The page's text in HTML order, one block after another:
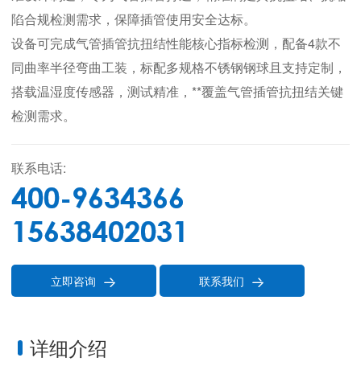
陷合规检测需求，保障插管使用安全达标。
设备可完成气管插管抗扭结性能核心指标检测，配备4款不
同曲率半径弯曲工装，标配多规格不锈钢钢球且支持定制，
搭载温湿度传感器，测试精准，**覆盖气管插管抗扭结关键
检测需求。
联系电话:
400-9634366
15638402031
立即咨询  联系我们 
详细介绍